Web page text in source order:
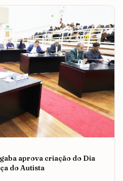
aprova criação do Dia
do Autista